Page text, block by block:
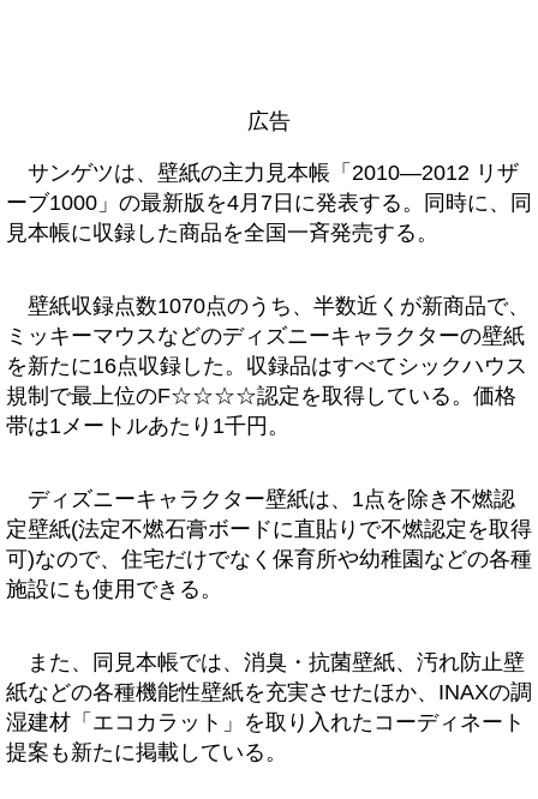
広告
サンゲツは、壁紙の主力見本帳「2010―2012 リザ
ーブ1000」の最新版を4月7日に発表する。同時に、同
見本帳に収録した商品を全国一斉発売する。
壁紙収録点数1070点のうち、半数近くが新商品で、
ミッキーマウスなどのディズニーキャラクターの壁紙
を新たに16点収録した。収録品はすべてシックハウス
規制で最上位のF☆☆☆☆認定を取得している。価格
帯は1メートルあたり1千円。
ディズニーキャラクター壁紙は、1点を除き不燃認
定壁紙(法定不燃石膏ボードに直貼りで不燃認定を取得
可)なので、住宅だけでなく保育所や幼稚園などの各種
施設にも使用できる。
また、同見本帳では、消臭・抗菌壁紙、汚れ防止壁
紙などの各種機能性壁紙を充実させたほか、INAXの調
湿建材「エコカラット」を取り入れたコーディネート
提案も新たに掲載している。